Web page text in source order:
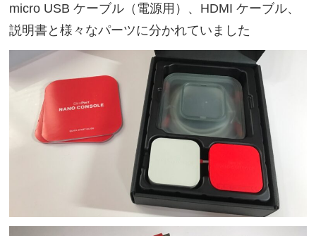
micro USB ケーブル（電源用）、HDMI ケーブル、
説明書と様々なパーツに分かれていました